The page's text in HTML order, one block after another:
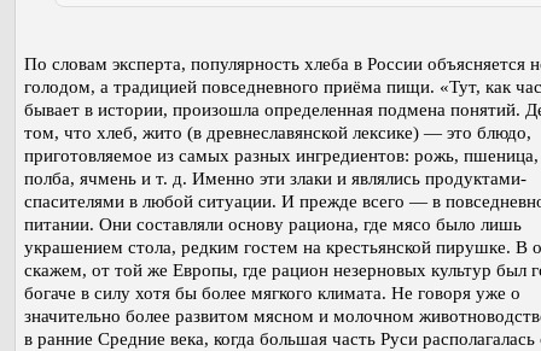
По словам эксперта, популярность хлеба в России объясняется
голодом, а традицией повседневного приёма пищи. «Тут, как
бывает в истории, произошла определенная подмена понятий.
том, что хлеб, жито (в древнеславянской лексике) — это блюдо,
приготовляемое из самых разных ингредиентов: рожь, пшеница,
полба, ячмень и т. д. Именно эти злаки и являлись продуктами-
спасителями в любой ситуации. И прежде всего — в
питании. Они составляли основу рациона, где мясо было лишь
украшением стола, редким гостем на крестьянской пирушке. В
скажем, от той же Европы, где рацион незерновых культур был
богаче в силу хотя бы более мягкого климата. Не говоря уже о
значительно более развитом мясном и молочном
в ранние Средние века, когда большая часть Руси располагалась